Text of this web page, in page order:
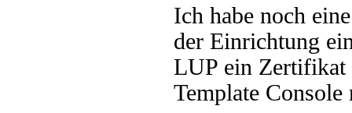
Ich habe noch
der Einrichtung
LUP ein Zertifikat
Template